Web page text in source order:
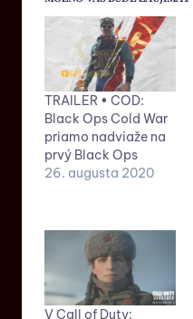
TRAILER • COD:
Black Ops Cold War
priamo nadviaže na
prvý Black Ops
26. augusta 2020
V Call of Duty: